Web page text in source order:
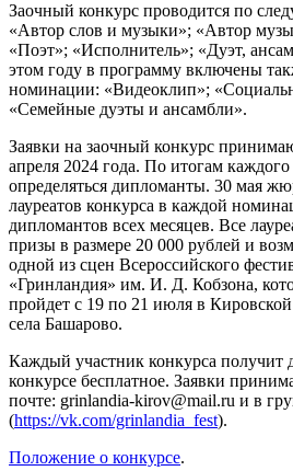
Заочный конкурс проводится по
«Автор слов и музыки»; «Автор
«Поэт»; «Исполнитель»; «Дуэт,
этом году в программу включены
номинации: «Видеоклип»;
«Семейные дуэты и ансамбли».
Заявки на заочный конкурс
апреля 2024 года. По итогам каждого
определяться дипломанты. 30 мая
лауреатов конкурса в каждой
дипломантов всех месяцев. Все
призы в размере 20 000 рублей и
одной из сцен Всероссийского
«Гринландия» им. И. Д. Кобзона,
пройдет с 19 по 21 июля в
села Башарово.
Каждый участник конкурса получит
конкурсе бесплатное. Заявки
почте: grinlandia-kirov@mail.ru и в
(https://vk.com/grinlandia_fest).
Положение о конкурсе.